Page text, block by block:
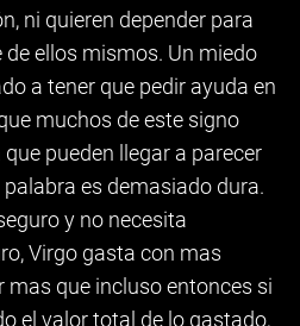
ni quieren depender para
ellos mismos. Un miedo
a tener que pedir ayuda en
muchos de este signo
pueden llegar a parecer
es demasiado dura.
y no necesita
Virgo gasta con mas
mas que incluso entonces si
el valor total de lo gastado,